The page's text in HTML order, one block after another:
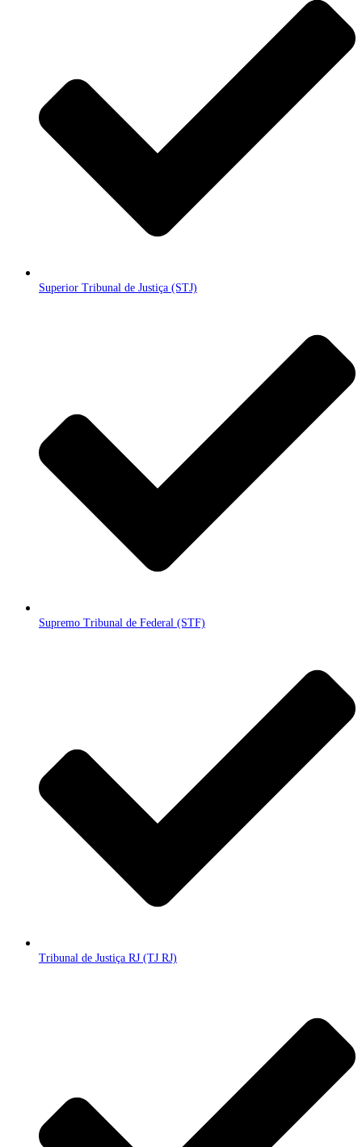
Superior Tribunal de Justiça (STJ)
Supremo Tribunal de Federal (STF)
Tribunal de Justiça RJ (TJ RJ)